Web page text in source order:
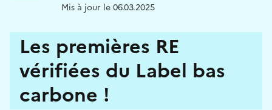
Mis à jour le 06.03.2025
Les premières RE
vérifiées du Label bas
carbone !